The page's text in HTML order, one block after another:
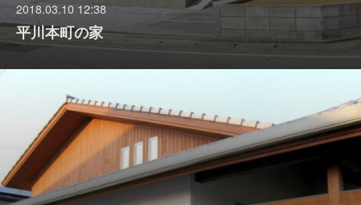
2018.03.10 12:38
平川本町の家